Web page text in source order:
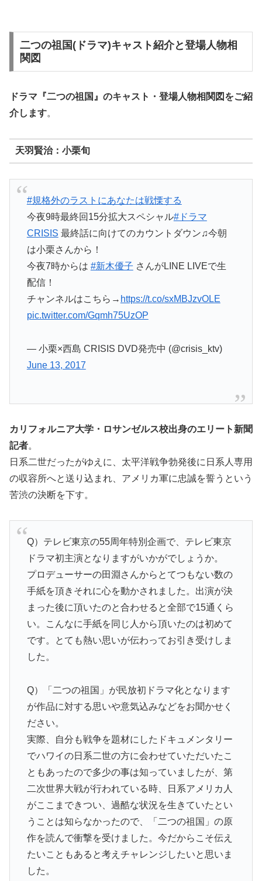
二つの祖国(ドラマ)キャスト紹介と登場人物相
関図
ドラマ『二つの祖国』のキャスト・登場人物相関図 をご紹
介します。
天羽賢治：小栗旬
#規格外のラストにあなたは戦慄する
今夜9時最終回15分拡大スペシャル#ドラマ
CRISIS 最終話に向けてのカウントダウン♫今朝
は小栗さんから！
今夜7時からは #新木優子 さんがLINE LIVEで生
配信！
チャンネルはこちら→ https://t.co/sxMBJzvOLE
pic.twitter.com/Gqmh75UzOP
— 小栗×西島 CRISIS DVD発売中 (@crisis_ktv)
June 13, 2017
カリフォルニア大学・ロサンゼルス校出身のエリート新聞
記者。
日系二世だったがゆえに、太平洋戦争勃発後に日系人専用
の収容所へと送り込まれ、アメリカ軍に忠誠を誓うという
苦渋の決断を下す。
Q）テレビ東京の55周年特別企画で、テレビ東京
ドラマ初主演となりますがいかがでしょうか。
プロデューサーの田淵さんからとてつもない数の
手紙を頂きそれに心を動かされました。出演が決
まった後に頂いたのと合わせると全部で15通くら
い。こんなに手紙を同じ人から頂いたのは初めて
です。とても熱い思いが伝わってお引き受けしま
した。
Q）「二つの祖国」が民放初ドラマ化となります
が作品に対する思いや意気込みなどをお聞かせく
ださい。
実際、自分も戦争を題材にしたドキュメンタリー
でハワイの日系二世の方に会わせていただいたこ
ともあったので多少の事は知っていましたが、第
二次世界大戦が行われている時、日系アメリカ人
がここまできつい、過酷な状況を生きていたとい
うことは知らなかったので、「二つの祖国」の原
作を読んで衝撃を受けました。今だからこそ伝え
たいこともあると考えチャレンジしたいと思いま
した。